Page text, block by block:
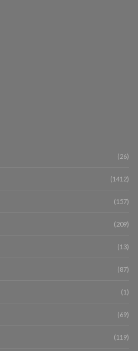
(26)
(1412)
(157)
(209)
(13)
(87)
(1)
(69)
(119)